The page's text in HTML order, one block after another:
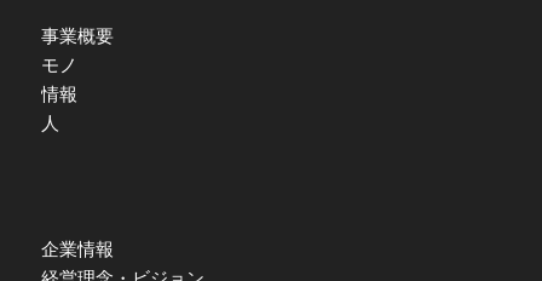
事業概要
モノ
情報
人
企業情報